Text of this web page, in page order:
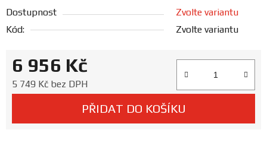
Dostupnost
Zvolte variantu
Kód:
Zvolte variantu
6 956 Kč
5 749 Kč bez DPH
PŘIDAT DO KOŠÍKU